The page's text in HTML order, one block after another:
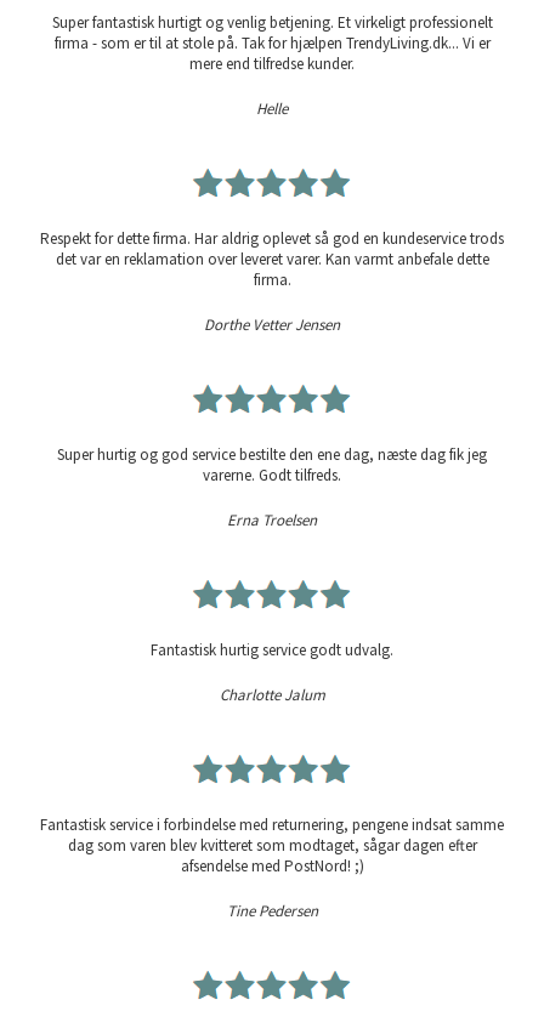
Super fantastisk hurtigt og venlig betjening. Et virkeligt professionelt
firma - som er til at stole på. Tak for hjælpen TrendyLiving.dk... Vi er
mere end tilfredse kunder.
Helle
Respekt for dette firma. Har aldrig oplevet så god en kundeservice trods
det var en reklamation over leveret varer. Kan varmt anbefale dette
firma.
Dorthe Vetter Jensen
Super hurtig og god service bestilte den ene dag, næste dag fik jeg
varerne. Godt tilfreds.
Erna Troelsen
Fantastisk hurtig service godt udvalg.
Charlotte Jalum
Fantastisk service i forbindelse med returnering, pengene indsat samme
dag som varen blev kvitteret som modtaget, sågar dagen efter
afsendelse med PostNord! ;)
Tine Pedersen